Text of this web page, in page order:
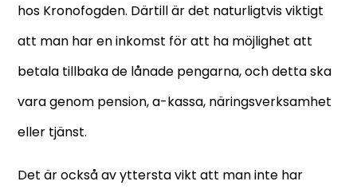
hos Kronofogden. Därtill är det naturligtvis viktigt
att man har en inkomst för att ha möjlighet att
betala tillbaka de lånade pengarna, och detta ska
vara genom pension, a-kassa, näringsverksamhet
eller tjänst.
Det är också av yttersta vikt att man inte har